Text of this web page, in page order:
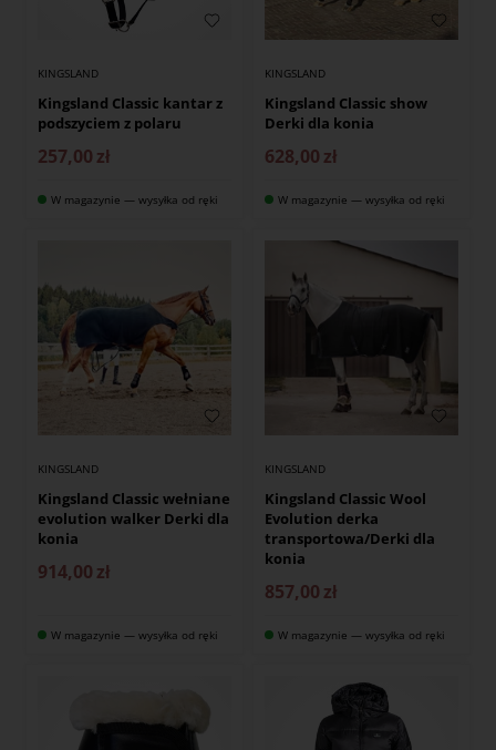
KINGSLAND
Kingsland Classic kantar z
podszyciem z polaru
257,00 zł
W magazynie — wysyłka od ręki
KINGSLAND
Kingsland Classic show
Derki dla konia
628,00 zł
W magazynie — wysyłka od ręki
KINGSLAND
Kingsland Classic wełniane
evolution walker Derki dla
konia
914,00 zł
W magazynie — wysyłka od ręki
KINGSLAND
Kingsland Classic Wool
Evolution derka
transportowa/Derki dla
konia
857,00 zł
W magazynie — wysyłka od ręki